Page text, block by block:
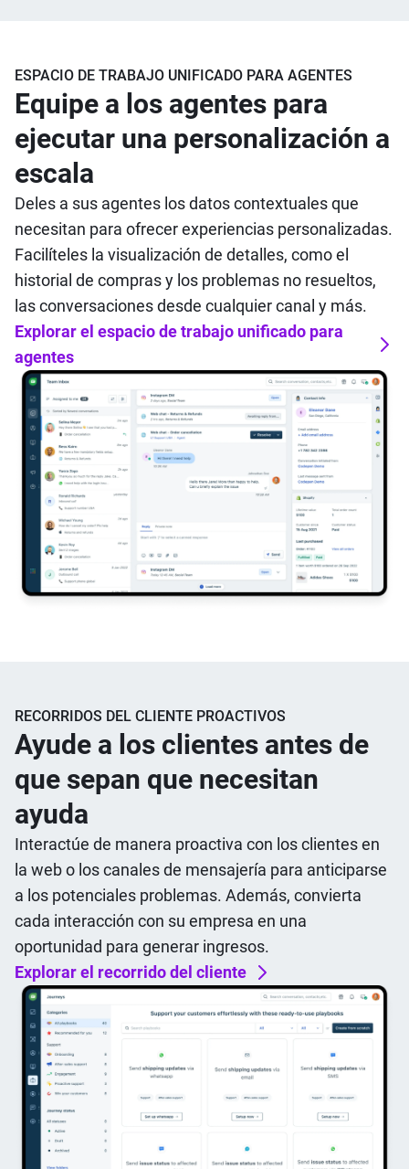
ESPACIO DE TRABAJO UNIFICADO PARA AGENTES
Equipe a los agentes para
ejecutar una personalización a
escala
Deles a sus agentes los datos contextuales que
necesitan para ofrecer experiencias personalizadas.
Facilíteles la visualización de detalles, como el
historial de compras y los problemas no resueltos,
las conversaciones desde cualquier canal y más.
Explorar el espacio de trabajo unificado para
agentes
RECORRIDOS DEL CLIENTE PROACTIVOS
Ayude a los clientes antes de
que sepan que necesitan
ayuda
Interactúe de manera proactiva con los clientes en
la web o los canales de mensajería para anticiparse
a los potenciales problemas. Además, convierta
cada interacción con su empresa en una
oportunidad para generar ingresos.
Explorar el recorrido del cliente